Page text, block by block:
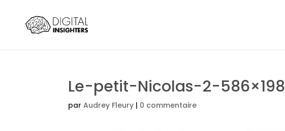
Le-petit-Nicolas-2-586×198
parAudrey Fleury | 0 commentaire